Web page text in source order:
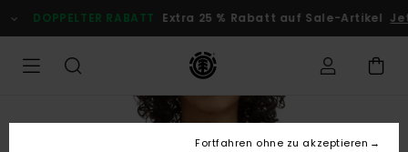
zur
Produktinformation
DOPPELTER RABATT Extra 25 % Rabatt auf Sale-Artikel
Fortfahren ohne zu akzeptieren